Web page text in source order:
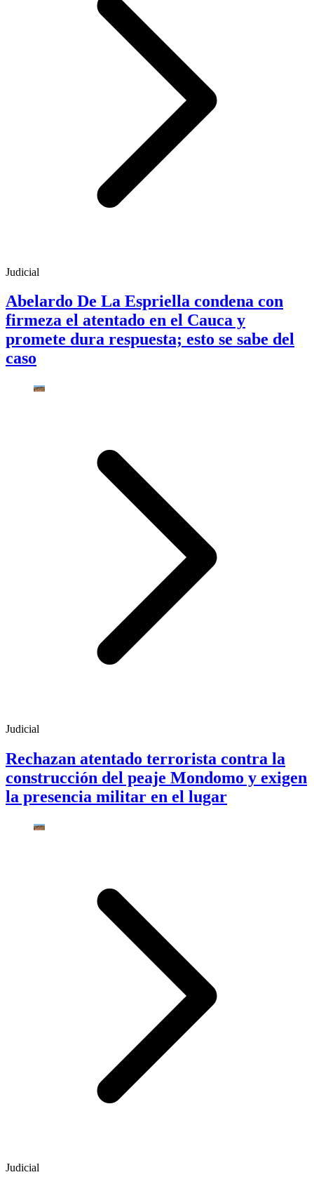
Judicial
Abelardo De La Espriella condena con
firmeza el atentado en el Cauca y
promete dura respuesta; esto se sabe del
caso
Judicial
Rechazan atentado terrorista contra la
construcción del peaje Mondomo y exigen
la presencia militar en el lugar
Judicial